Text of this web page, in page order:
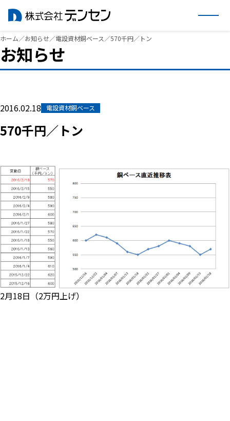
内
容
を
ッ
ホーム／お知らせ／電設資材銅ベース ／570千円／トン
お知らせ
2016.02.18 電設資材銅ベース
570千円／トン
2月18日（2万円上げ）